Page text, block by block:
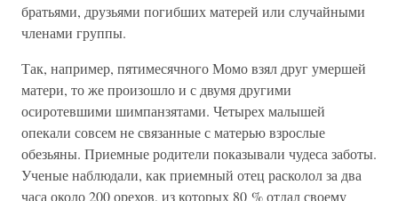
братьями, друзьями погибших матерей или случайными
членами группы.
Так, например, пятимесячного Момо взял друг умершей
матери, то же произошло и с двумя другими
осиротевшими шимпанзятами. Четырех малышей
опекали совсем не связанные с матерью взрослые
обезьяны. Приемные родители показывали чудеса заботы.
Ученые наблюдали, как приемный отец расколол за два
часа около 200 орехов, из которых 80 % отдал своему